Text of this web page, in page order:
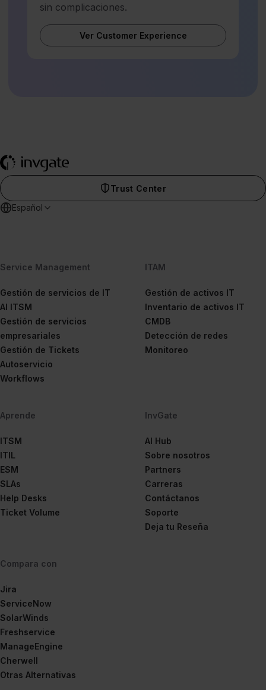
sin complicaciones.
Ver Customer Experience
Trust Center
Español
Service Management
Gestión de servicios de IT
AI ITSM
Gestión de servicios
empresariales
Gestión de Tickets
Autoservicio
Workflows
ITAM
Gestión de activos IT
Inventario de activos IT
CMDB
Detección de redes
Monitoreo
Aprende
ITSM
ITIL
ESM
SLAs
Help Desks
Ticket Volume
InvGate
AI Hub
Sobre nosotros
Partners
Carreras
Contáctanos
Soporte
Deja tu Reseña
Compara con
Jira
ServiceNow
SolarWinds
Freshservice
ManageEngine
Cherwell
Otras Alternativas